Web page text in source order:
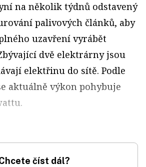
na několik týdnů odstavený
palivových článků, aby
uzavření vyrábět
dvě elektrárny jsou
elektřinu do sítě. Podle
aktuálně výkon pohybuje
číst dál?